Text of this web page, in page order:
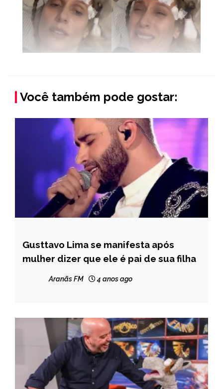
Você também pode gostar:
ENTRETENIMENTO
Gusttavo Lima se manifesta após
mulher dizer que ele é pai de sua filha
Aranãs FM 4 anos ago